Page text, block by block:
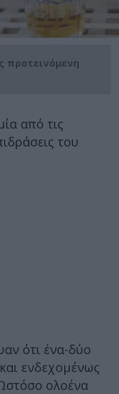
προτεινόμενη
από τις
του
ότι ένα-δύο
ενδεχομένως
ολοένα